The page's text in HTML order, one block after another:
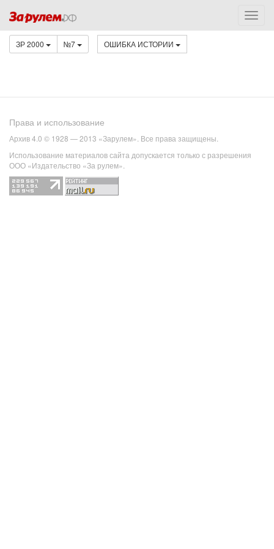
ЗР 2000 №7 ОШИБКА ИСТОРИИ
Права и использование
Архив 4.0 © 1928 — 2013 «Зарулем». Все права защищены.
Использование материалов сайта допускается только с разрешения
ООО «Издательство «За рулем».